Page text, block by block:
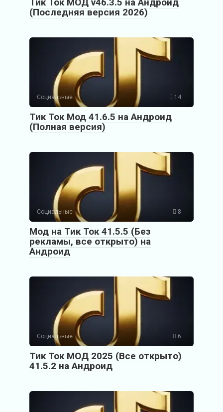
(Последняя версия 2026)
Социальные 14
Тик Ток Мод 41.6.5 на Андроид
(Полная версия)
Социальные 8
Мод на Тик Ток 41.5.5 (Без
рекламы, все открыто) на
Андроид
Социальные 6
Тик Ток МОД 2025 (Все открыто)
41.5.2 на Андроид